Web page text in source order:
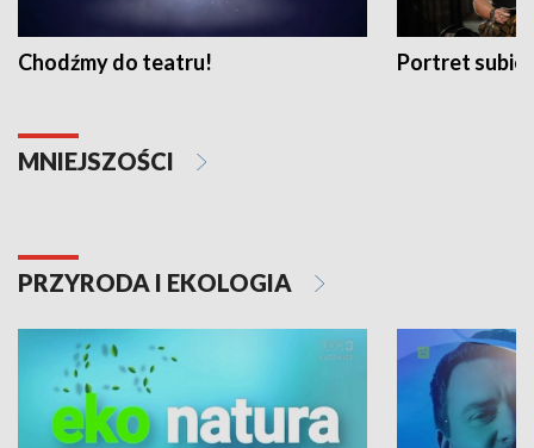
Chodźmy do teatru! Portret
MNIEJSZOŚCI
PRZYRODA I EKOLOGIA